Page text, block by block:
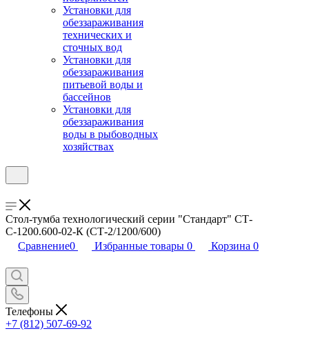
Установки для
обеззараживания
технических и
сточных вод
Установки для
обеззараживания
питьевой воды и
бассейнов
Установки для
обеззараживания
воды в рыбоводных
хозяйствах
Стол-тумба технологический серии "Стандарт" СТ-
С-1200.600-02-К (СТ-2/1200/600)
Сравнение0 Избранные товары 0 Корзина 0
Телефоны
+7 (812) 507-69-92